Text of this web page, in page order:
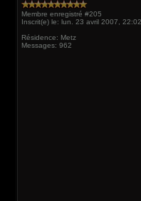
Membre enregistré #205
Inscrit(e) le: lun. 23 avril 2007,
Résidence: Metz
Messages: 962